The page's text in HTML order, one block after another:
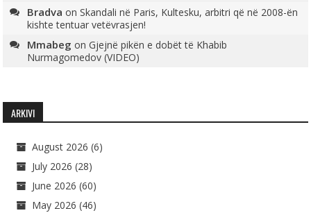
Bradva onSkandali në Paris, Kultesku, arbitri që në 2008-ën
kishte tentuar vetëvrasjen!
Mmabeg onGjejnë pikën e dobët të Khabib
Nurmagomedov (VIDEO)
ARKIVI
August 2026 (6)
July 2026 (28)
June 2026 (60)
May 2026 (46)